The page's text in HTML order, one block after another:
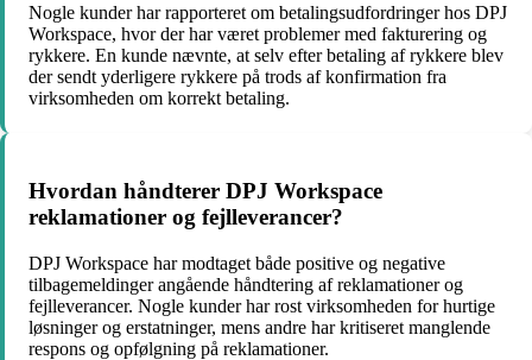
Nogle kunder har rapporteret om betalingsudfordringer hos DPJ
Workspace, hvor der har været problemer med fakturering og
rykkere. En kunde nævnte, at selv efter betaling af rykkere blev
der sendt yderligere rykkere på trods af konfirmation fra
virksomheden om korrekt betaling.
Hvordan håndterer DPJ Workspace
reklamationer og fejlleverancer?
DPJ Workspace har modtaget både positive og negative
tilbagemeldinger angående håndtering af reklamationer og
fejlleverancer. Nogle kunder har rost virksomheden for hurtige
løsninger og erstatninger, mens andre har kritiseret manglende
respons og opfølgning på reklamationer.